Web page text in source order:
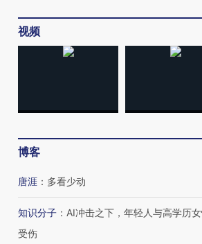
｜HYROX的吸金
：是什么让中产们甘
马航飞行员跨国走私7万
广】走进第四届链博
视频
博客
唐涯 ： 多看少动
知识分子 ： AI冲击之下，年轻人与高学历
受伤